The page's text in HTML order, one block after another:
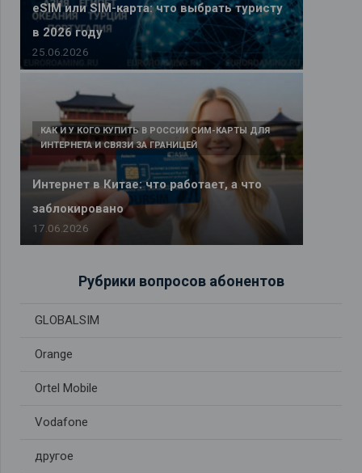
eSIM или SIM-карта: что выбрать туристу
в 2026 году
25.06.2026
Интернет в Китае: что работает, а что
заблокировано
КАК И У КОГО КУПИТЬ В РОССИИ СИМ-КАРТЫ ДЛЯ
ИНТЕРНЕТА И СВЯЗИ ЗА ГРАНИЦЕЙ
17.06.2026
Рубрики вопросов абонентов
GLOBALSIM
Orange
Ortel Mobile
Vodafone
другое